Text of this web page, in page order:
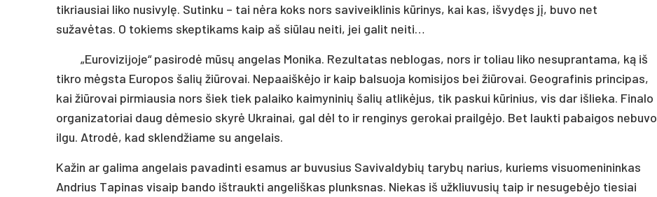
tikriausiai liko nusivylę. Sutinku – tai nėra koks nors saviveiklinis kūrinys, kai kas, išvydęs jį, buvo net
sužavėtas. O tokiems skeptikams kaip aš siūlau neiti, jei galit neiti…
„Eurovizijoje“ pasirodė mūsų angelas Monika. Rezultatas neblogas, nors ir toliau liko nesuprantama, ką iš
tikro mėgsta Europos šalių žiūrovai. Nepaaiškėjo ir kaip balsuoja komisijos bei žiūrovai. Geografinis principas,
kai žiūrovai pirmiausia nors šiek tiek palaiko kaimyninių šalių atlikėjus, tik paskui kūrinius, vis dar išlieka. Finalo
organizatoriai daug dėmesio skyrė Ukrainai, gal dėl to ir renginys gerokai prailgėjo. Bet laukti pabaigos nebuvo
ilgu. Atrodė, kad sklendžiame su angelais.
Kažin ar galima angelais pavadinti esamus ar buvusius Savivaldybių tarybų narius, kuriems visuomenininkas
Andrius Tapinas visaip bando ištraukti angeliškas plunksnas. Niekas iš užkliuvusių taip ir nesugebėjo tiesiai